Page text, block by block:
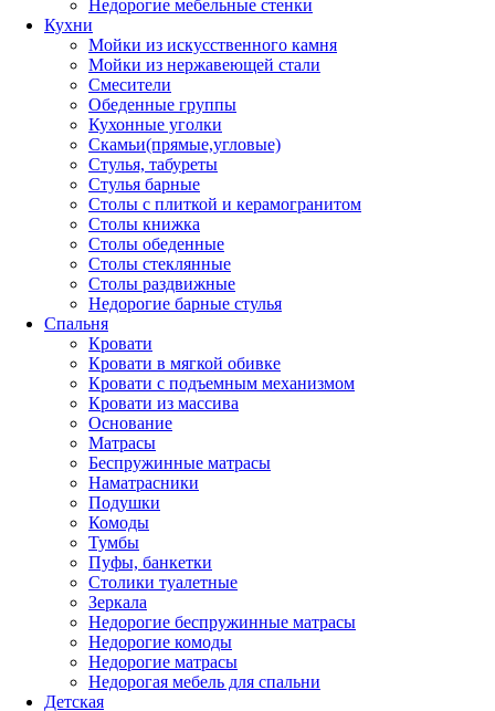
Недорогие мебельные стенки
Кухни
Мойки из искусственного камня
Мойки из нержавеющей стали
Смесители
Обеденные группы
Кухонные уголки
Скамьи(прямые,угловые)
Стулья, табуреты
Стулья барные
Столы с плиткой и керамогранитом
Столы книжка
Столы обеденные
Столы стеклянные
Столы раздвижные
Недорогие барные стулья
Спальня
Кровати
Кровати в мягкой обивке
Кровати с подъемным механизмом
Кровати из массива
Основание
Матрасы
Беспружинные матрасы
Наматрасники
Подушки
Комоды
Тумбы
Пуфы, банкетки
Столики туалетные
Зеркала
Недорогие беспружинные матрасы
Недорогие комоды
Недорогие матрасы
Недорогая мебель для спальни
Детская